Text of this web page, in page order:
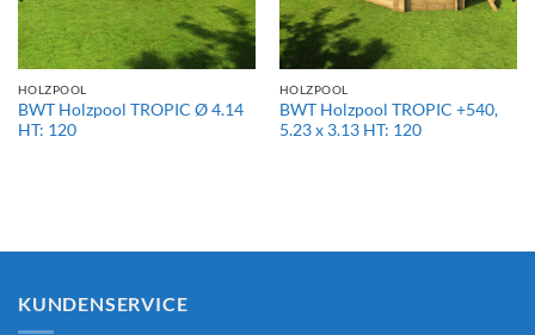
HOLZPOOL
BWT Holzpool TROPIC Ø 4.14
HT: 120
HOLZPOOL
BWT Holzpool TROPIC +540,
5.23 x 3.13 HT: 120
KUNDENSERVICE